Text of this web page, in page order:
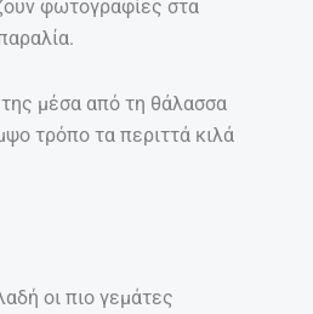
φωτογραφίες στα
μέσα από τη θάλασσα
τρόπο τα περιττά κιλά
οι πιο γεμάτες